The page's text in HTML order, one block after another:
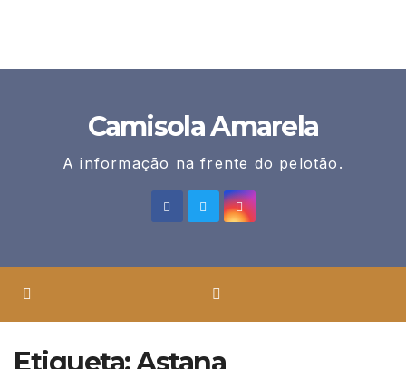
Camisola Amarela
A informação na frente do pelotão.
Etiqueta:Astana